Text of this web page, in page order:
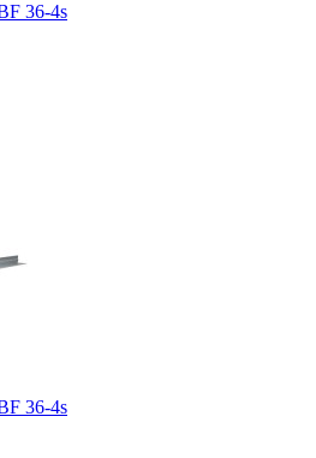
36-4s
36-4s